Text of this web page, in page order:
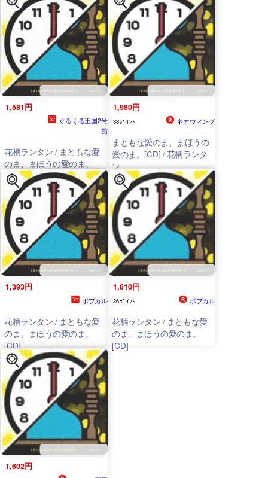
1,581円
ぐるぐる王国2号
館
花柄ランタン / まともな愛
のま、まほうの愛のま。
[CD]
1,980円
38ﾎﾟｲﾝﾄ ネオウィング
まともな愛のま、まほうの
愛のま。[CD] / 花柄ランタ
ン
1,393円
ポプカル
花柄ランタン / まともな愛
のま、まほうの愛のま。
[CD]
1,810円
36ﾎﾟｲﾝﾄ ポプカル
花柄ランタン / まともな愛
のま、まほうの愛のま。
[CD]
1,602円